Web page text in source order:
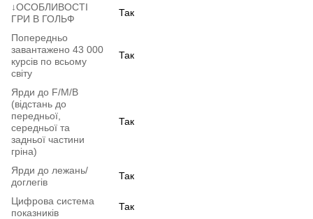
↓ОСОБЛИВОСТІ
ГРИ В ГОЛЬФ
Так
Попередньо
завантажено 43 000
курсів по всьому
світу
Так
Ярди до F/M/B
(відстань до
передньої,
середньої та
задньої частини
гріна)
Так
Ярди до лежань/
доглегів
Так
Цифрова система
показників
Так